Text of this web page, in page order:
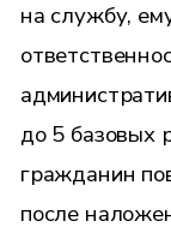
на службу,
до 5 базовых
гражданин
после